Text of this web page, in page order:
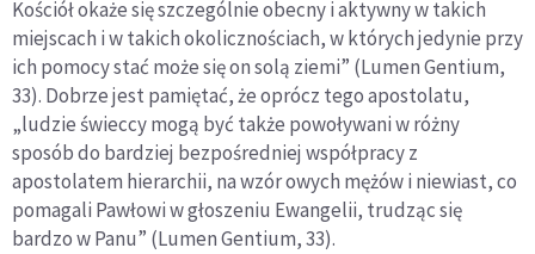
Kościół okaże się szczególnie obecny i aktywny w takich
miejscach i w takich okolicznościach, w których jedynie przy
ich pomocy stać może się on solą ziemi” (Lumen Gentium,
33). Dobrze jest pamiętać, że oprócz tego apostolatu,
„ludzie świeccy mogą być także powoływani w różny
sposób do bardziej bezpośredniej współpracy z
apostolatem hierarchii, na wzór owych mężów i niewiast, co
pomagali Pawłowi w głoszeniu Ewangelii, trudząc się
bardzo w Panu” (Lumen Gentium, 33).